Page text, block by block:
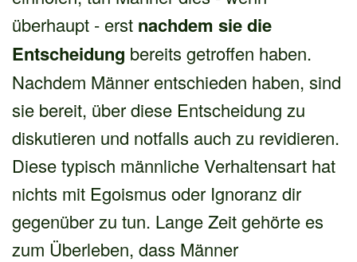
überhaupt - erst nachdem sie die
Entscheidung bereits getroffen haben.
Nachdem Männer entschieden haben, sind
sie bereit, über diese Entscheidung zu
diskutieren und notfalls auch zu revidieren.
Diese typisch männliche Verhaltensart hat
nichts mit Egoismus oder Ignoranz dir
gegenüber zu tun. Lange Zeit gehörte es
zum Überleben, dass Männer